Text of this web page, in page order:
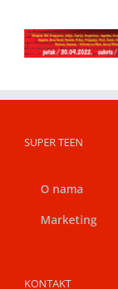
SUPER TEEN
O nama
Marketing
KONTAKT